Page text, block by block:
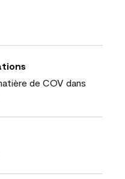
de COV dans